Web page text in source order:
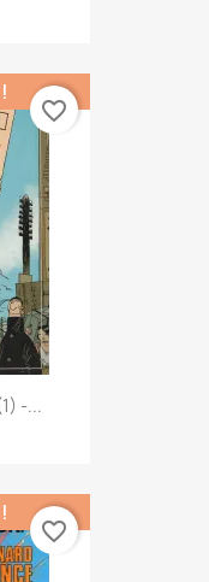
-...
favorite_border
favorite_border